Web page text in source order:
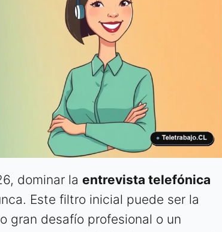
dominar la entrevista telefónica
Este filtro inicial puede ser la
gran desafío profesional o un